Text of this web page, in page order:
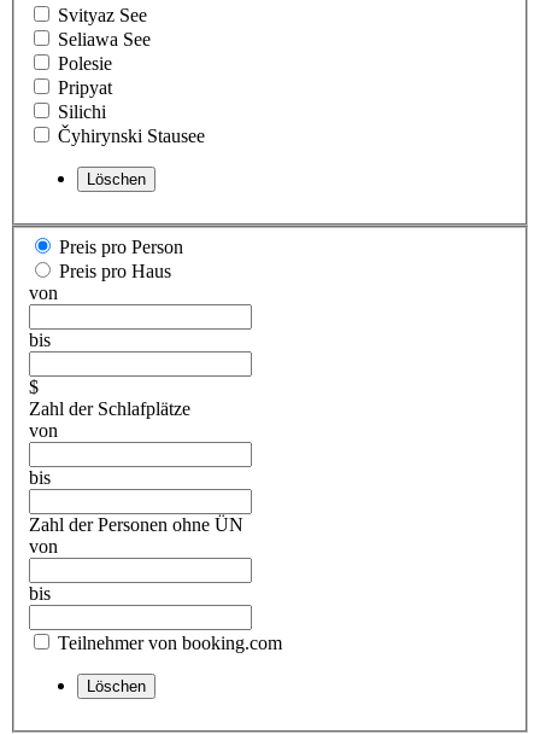
Svityaz See
Seliawa See
Polesie
Pripyat
Silichi
Čyhirynski Stausee
Preis pro Person
Preis pro Haus
von
bis
$
Zahl der Schlafplätze
von
bis
Zahl der Personen ohne ÜN
von
bis
Teilnehmer von booking.com